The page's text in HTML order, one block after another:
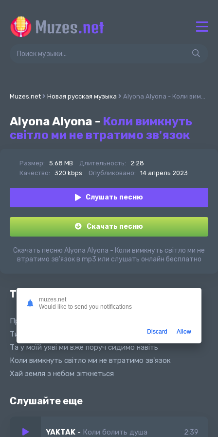
Muzes.net Новая русская музыка Alyona Alyona - Коли вимкнуть світло ми не втратимо зв'язок
Alyona Alyona - Коли вимкнуть
світло ми не втратимо зв'язок
Размер: 5.68 MB Длительность:
2:28
Качество:
320 kbps Опубликовано: 14 апрель 2023
Слушать песню
Скачать песню
Скачать песню Alyona Alyona - Коли вимкнуть світло ми не
втратимо зв'язок в mp3 или слушать онлайн бесплатно
Текст песни
Пробирає знов від сумних думок
Ти тепер далеко мов над хатами димок
Та у моїй уяві ми вже поруч сидимо навіть
Коли вимкнуть світло ми не втратимо зв'язок
Хай земля з небом зіткнеться
Слушайте еще
YAKTAK - Коли болить душа 2:39
muzes.net
Would like to send you notifications
Discard Allow